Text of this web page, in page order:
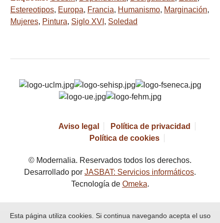
Estereotipos, Europa, Francia, Humanismo, Marginación,
Mujeres, Pintura, Siglo XVI , Soledad
Aviso legal
Política de privacidad
Política de cookies
© Modernalia. Reservados todos los derechos.
Desarrollado por JASBAT: Servicios informáticos.
Tecnología de Omeka.
Esta página utiliza cookies. Si continua navegando acepta el uso